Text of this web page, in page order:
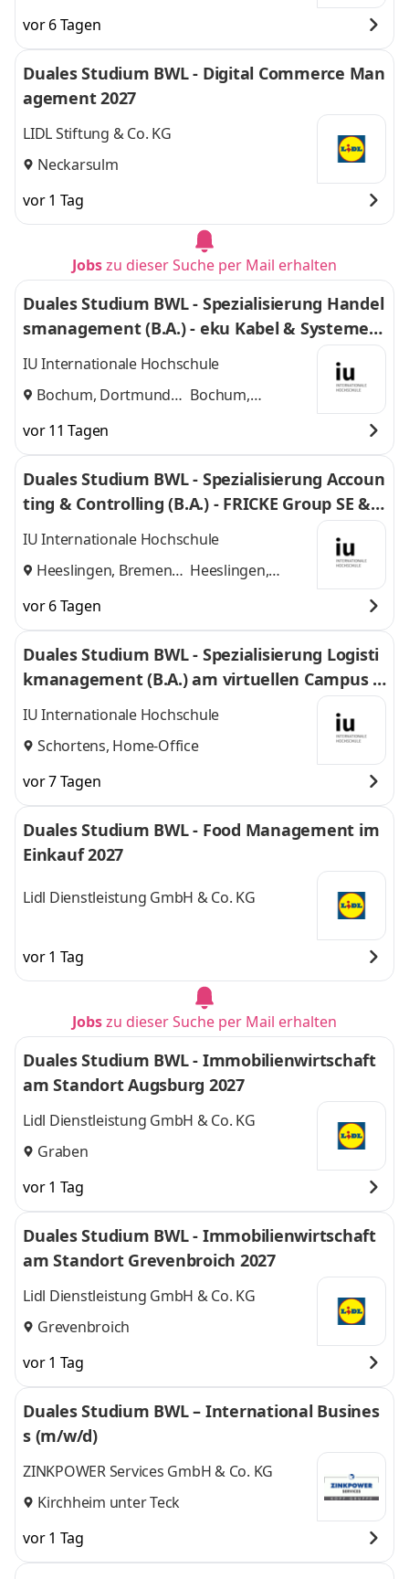
vor 6 Tagen
Duales Studium BWL - Digital Commerce Man
agement 2027
LIDL Stiftung & Co. KG
Neckarsulm
vor 1 Tag
Jobszu dieser Suche per Mail erhalten
Duales Studium BWL - Spezialisierung Handel
smanagement (B.A.) - eku Kabel & Systeme G
mbH & Co. KG
IU Internationale Hochschule
Bochum, Dortmund
Bochum,
vor 11 Tagen
Duales Studium BWL - Spezialisierung Accoun
ting & Controlling (B.A.) - FRICKE Group SE & C
o. KG
IU Internationale Hochschule
Heeslingen, Bremen
Heeslingen,
vor 6 Tagen
Duales Studium BWL - Spezialisierung Logisti
kmanagement (B.A.) am virtuellen Campus -
Nordfrost GmbH & Co. KG
IU Internationale Hochschule
Schortens, Home-Office
vor 7 Tagen
Duales Studium BWL - Food Management im
Einkauf 2027
Lidl Dienstleistung GmbH & Co. KG
vor 1 Tag
Jobszu dieser Suche per Mail erhalten
Duales Studium BWL - Immobilienwirtschaft
am Standort Augsburg 2027
Lidl Dienstleistung GmbH & Co. KG
Graben
vor 1 Tag
Duales Studium BWL - Immobilienwirtschaft
am Standort Grevenbroich 2027
Lidl Dienstleistung GmbH & Co. KG
Grevenbroich
vor 1 Tag
Duales Studium BWL – International Busines
s (m/w/d)
ZINKPOWER Services GmbH & Co. KG
Kirchheim unter Teck
vor 1 Tag